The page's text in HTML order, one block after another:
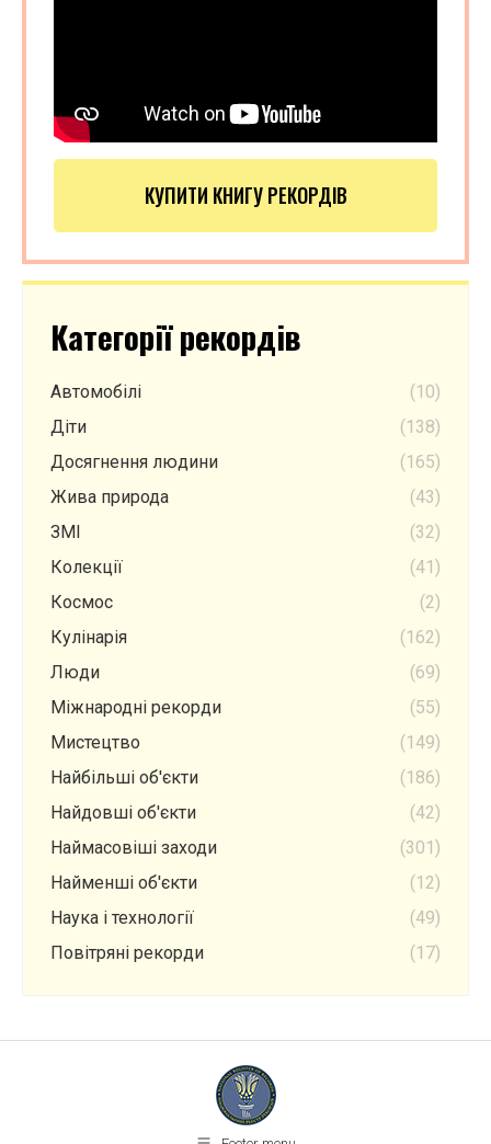
КУПИТИ КНИГУ РЕКОРДІВ
Категорії рекордів
Автомобілі
(10)
Діти
(138)
Досягнення людини
(165)
Жива природа
(43)
ЗМІ
(32)
Колекції
(41)
Космос
(2)
Кулінарія
(162)
Люди
(69)
Міжнародні рекорди
(55)
Мистецтво
(149)
Найбільші об'єкти
(186)
Найдовші об'єкти
(42)
Наймасовіші заходи
(301)
Найменші об'єкти
(12)
Наука і технології
(49)
Повітряні рекорди
(17)